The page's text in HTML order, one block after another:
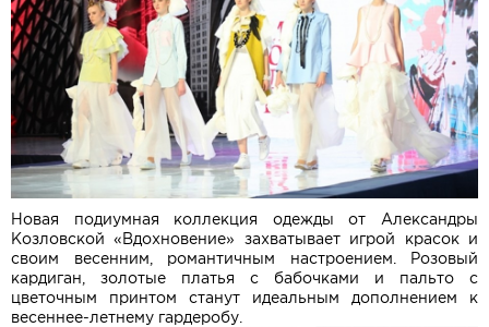
Новая подиумная коллекция одежды от Александры
Козловской «Вдохновение» захватывает игрой красок и
своим весенним, романтичным настроением. Розовый
кардиган, золотые платья с бабочками и пальто с
цветочным принтом станут идеальным дополнением к
весеннее-летнему гардеробу.